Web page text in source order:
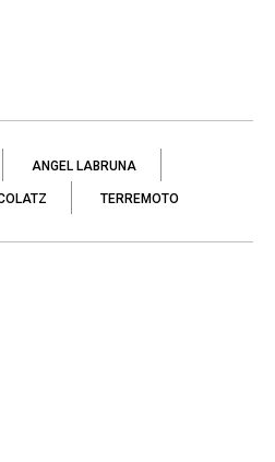
ANGEL LABRUNA
TERREMOTO